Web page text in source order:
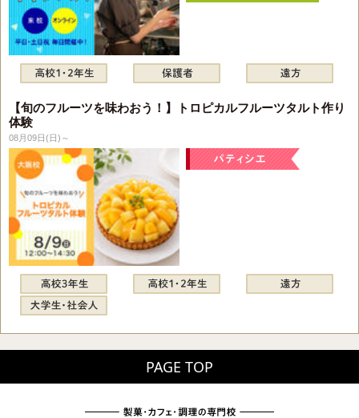
【旬のフルーツを味わおう！】トロピカルフルーツタルト作り
体験
08月09日(日)～
PAGE TOP